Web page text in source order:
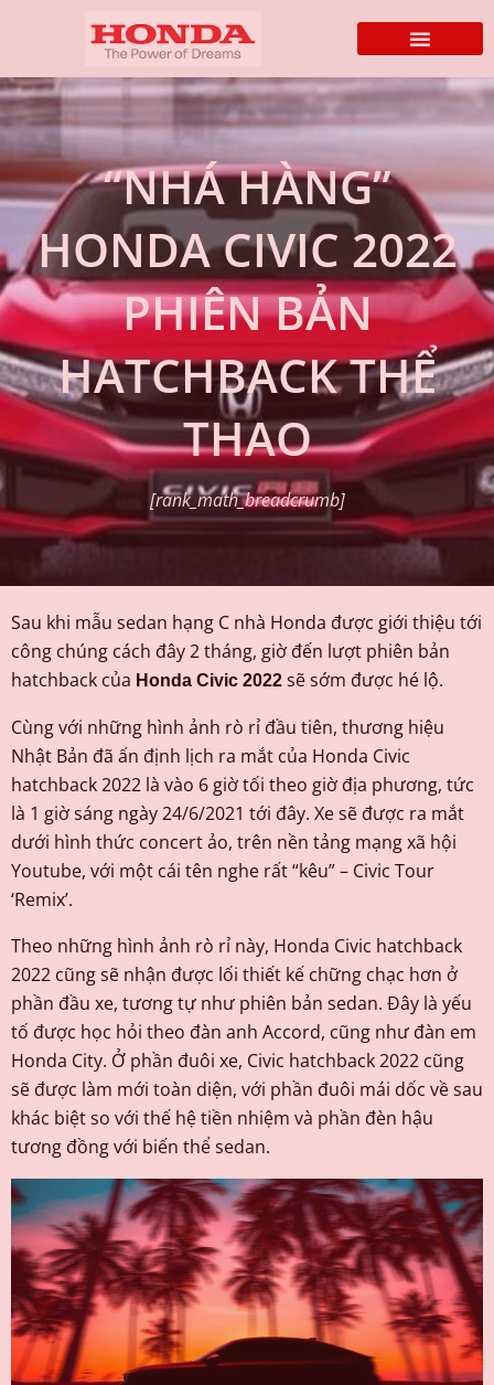
“NHÁ HÀNG”
HONDA CIVIC 2022
PHIÊN BẢN
HATCHBACK THỂ
THAO
[rank_math_breadcrumb]
Sau khi mẫu sedan hạng C nhà Honda được giới thiệu tới
công chúng cách đây 2 tháng, giờ đến lượt phiên bản
hatchback của Honda Civic 2022 sẽ sớm được hé lộ.
Cùng với những hình ảnh rò rỉ đầu tiên, thương hiệu
Nhật Bản đã ấn định lịch ra mắt của Honda Civic
hatchback 2022 là vào 6 giờ tối theo giờ địa phương, tức
là 1 giờ sáng ngày 24/6/2021 tới đây. Xe sẽ được ra mắt
dưới hình thức concert ảo, trên nền tảng mạng xã hội
Youtube, với một cái tên nghe rất “kêu” – Civic Tour
‘Remix’.
Theo những hình ảnh rò rỉ này, Honda Civic hatchback
2022 cũng sẽ nhận được lối thiết kế chững chạc hơn ở
phần đầu xe, tương tự như phiên bản sedan. Đây là yếu
tố được học hỏi theo đàn anh Accord, cũng như đàn em
Honda City. Ở phần đuôi xe, Civic hatchback 2022 cũng
sẽ được làm mới toàn diện, với phần đuôi mái dốc về sau
khác biệt so với thế hệ tiền nhiệm và phần đèn hậu
tương đồng với biến thể sedan.